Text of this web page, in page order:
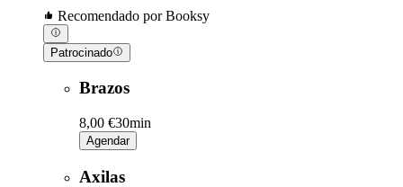
Recomendado por Booksy
Patrocinado
Brazos
8,00 €30min
Agendar
Axilas